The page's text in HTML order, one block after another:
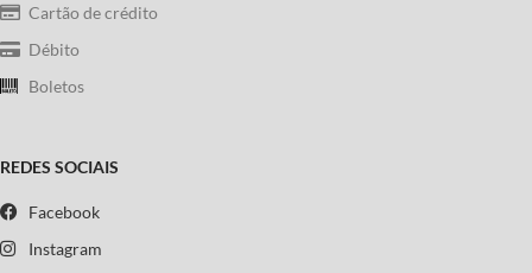
Cartão de crédito
Débito
Boletos
REDES SOCIAIS
Facebook
Instagram